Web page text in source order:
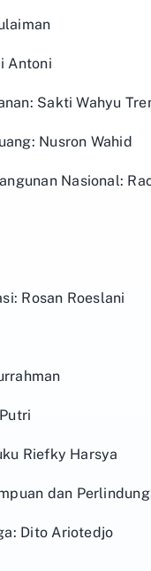
Antoni
Sakti Wahyu
Nusron Wahid
Nasional:
Rosan Roeslani
Riefky Harsya
dan
Dito Ariotedjo